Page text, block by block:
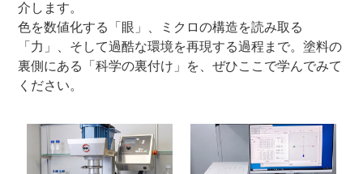
介します。
色を数値化する「眼」、ミクロの構造を読み取る
「力」、そして過酷な環境を再現する過程まで。塗料の
裏側にある「科学の裏付け」を、ぜひここで学んでみて
ください。